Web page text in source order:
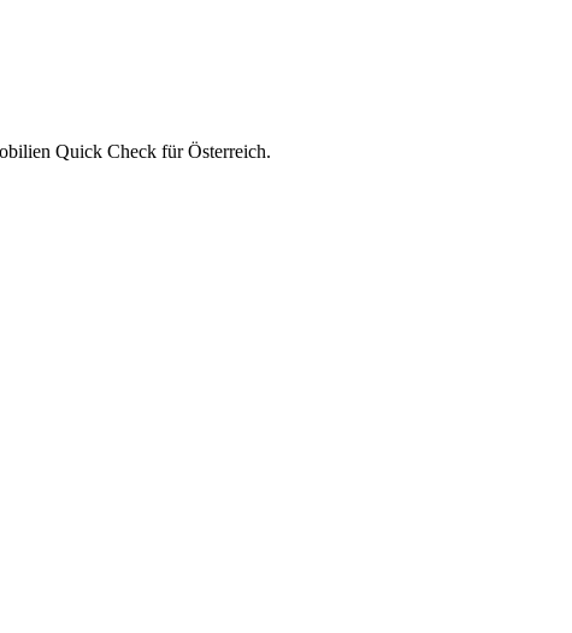
Quick Check für Österreich.